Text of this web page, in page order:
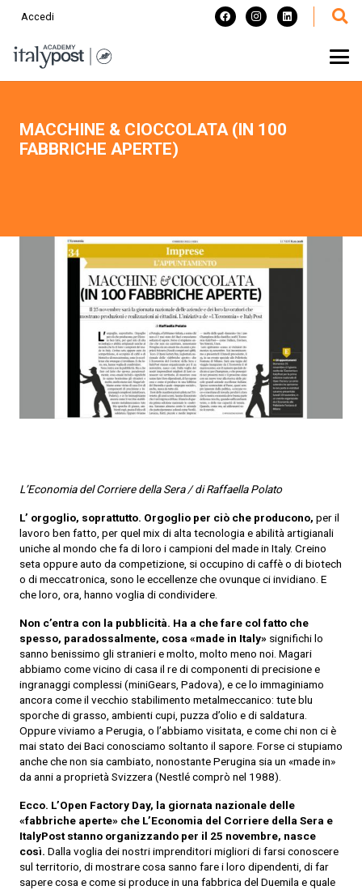
Accedi
MACCHINE & CIOCCOLATA (IN 100
FABBRICHE APERTE)
L’Economia del Corriere della Sera / di Raffaella Polato
L’ orgoglio, soprattutto. Orgoglio per ciò che producono, per il
lavoro ben fatto, per quel mix di alta tecnologia e abilità artigianali
uniche al mondo che fa di loro i campioni del made in Italy. Creino
seta oppure auto da competizione, si occupino di caffè o di biotech
o di meccatronica, sono le eccellenze che ovunque ci invidiano. E
che loro, ora, hanno voglia di condividere.
Non c’entra con la pubblicità. Ha a che fare col fatto che
spesso, paradossalmente, cosa «made in Italy» significhi lo
sanno benissimo gli stranieri e molto, molto meno noi. Magari
abbiamo come vicino di casa il re di componenti di precisione e
ingranaggi complessi (miniGears, Padova), e ce lo immaginiamo
ancora come il vecchio stabilimento metalmeccanico: tute blu
sporche di grasso, ambienti cupi, puzza d’olio e di saldatura.
Oppure viviamo a Perugia, o l’abbiamo visitata, e come chi non ci è
mai stato dei Baci conosciamo soltanto il sapore. Forse ci stupiamo
anche che non sia cambiato, nonostante Perugina sia un «made in»
da anni a proprietà Svizzera (Nestlé comprò nel 1988).
Ecco. L’Open Factory Day, la giornata nazionale delle
«fabbriche aperte» che L’Economia del Corriere della Sera e
ItalyPost stanno organizzando per il 25 novembre, nasce
così. Dalla voglia dei nostri imprenditori migliori di farsi conoscere
sul territorio, di mostrare cosa sanno fare i loro dipendenti, di far
sapere cosa e come si produce in una fabbrica del Duemila e quale